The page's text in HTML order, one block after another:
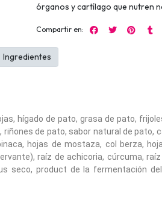
órganos y cartílago que nutren
Compartir en:
hígado de pato, grasa de pato,
de pato, sabor natural de pato,
hojas de mostaza, col berza,
raíz de achicoria, cúrcuma,
seco, product de la fermentación
Ingredientes